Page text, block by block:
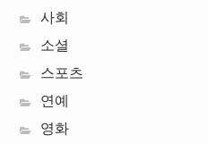
사회
소셜
스포츠
연예
영화